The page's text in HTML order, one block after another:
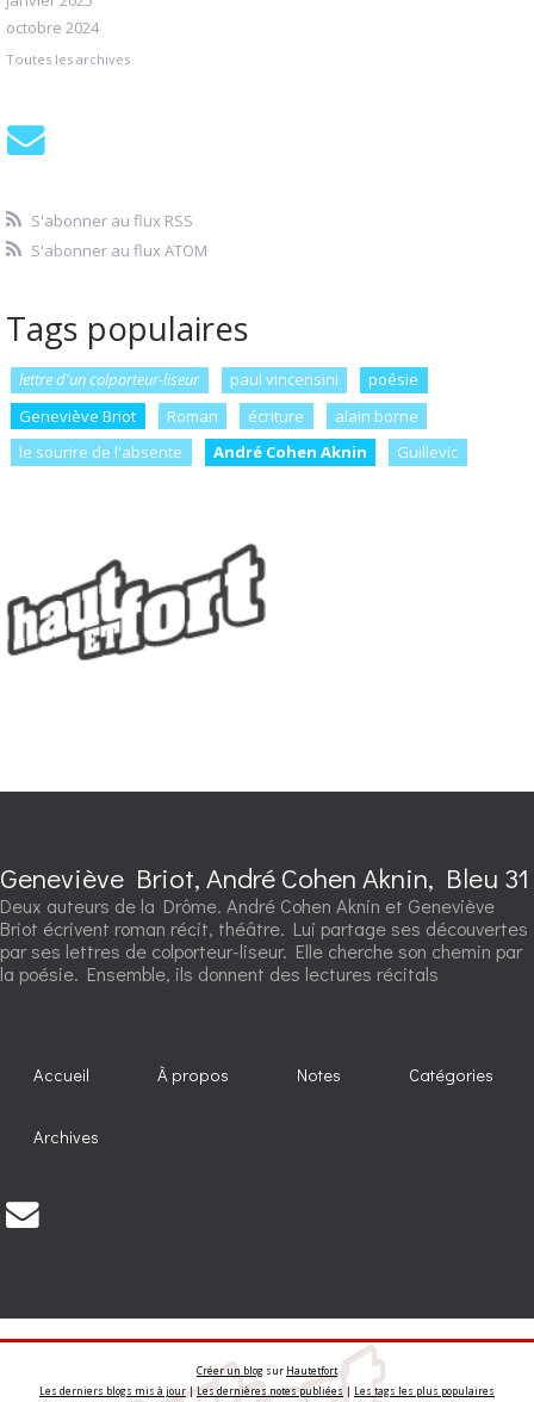
octobre 2024
Toutes les archives
S'abonner au flux RSS
S'abonner au flux ATOM
Tags populaires
lettre d'un colporteur-liseur paul vincensini
poésie
Geneviève Briot
Roman écriture
alain borne
le sourire de l'absente
André Cohen Aknin Guillevic
Geneviève Briot, André Cohen Aknin, Bleu 31
Deux auteurs de la Drôme. André Cohen Aknin et Geneviève
Briot écrivent roman récit, théâtre. Lui partage ses découvertes
par ses lettres de colporteur-liseur. Elle cherche son chemin par
la poésie. Ensemble, ils donnent des lectures récitals
Accueil À propos Notes Catégories
Archives
Créer un blog sur Hautetfort
Les derniers blogs mis à jour|Les dernières notes publiées | Les tags les plus populaires